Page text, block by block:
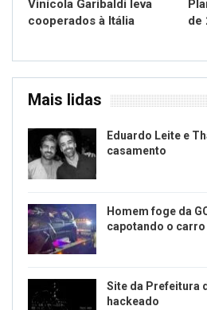
Vinícola Garibaldi leva
cooperados à Itália
de
Mais lidas
Eduardo Leite e
casamento
Homem foge da
capotando o
Site da Prefeitura
hackeado